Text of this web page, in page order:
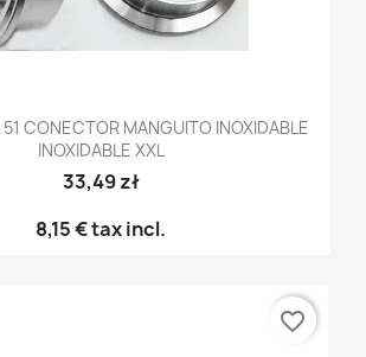
CONECTOR MANGUITO INOXIDABLE
INOXIDABLE XXL
33,49 zł
8,15 €tax incl.
favorite_border